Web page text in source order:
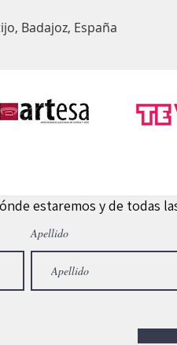
Badajoz, España
estaremos y de todas
Apellido